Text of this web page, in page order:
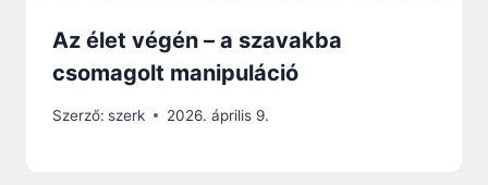
Az élet végén – a szavakba
csomagolt manipuláció
Szerző: szerk 2026. április 9.